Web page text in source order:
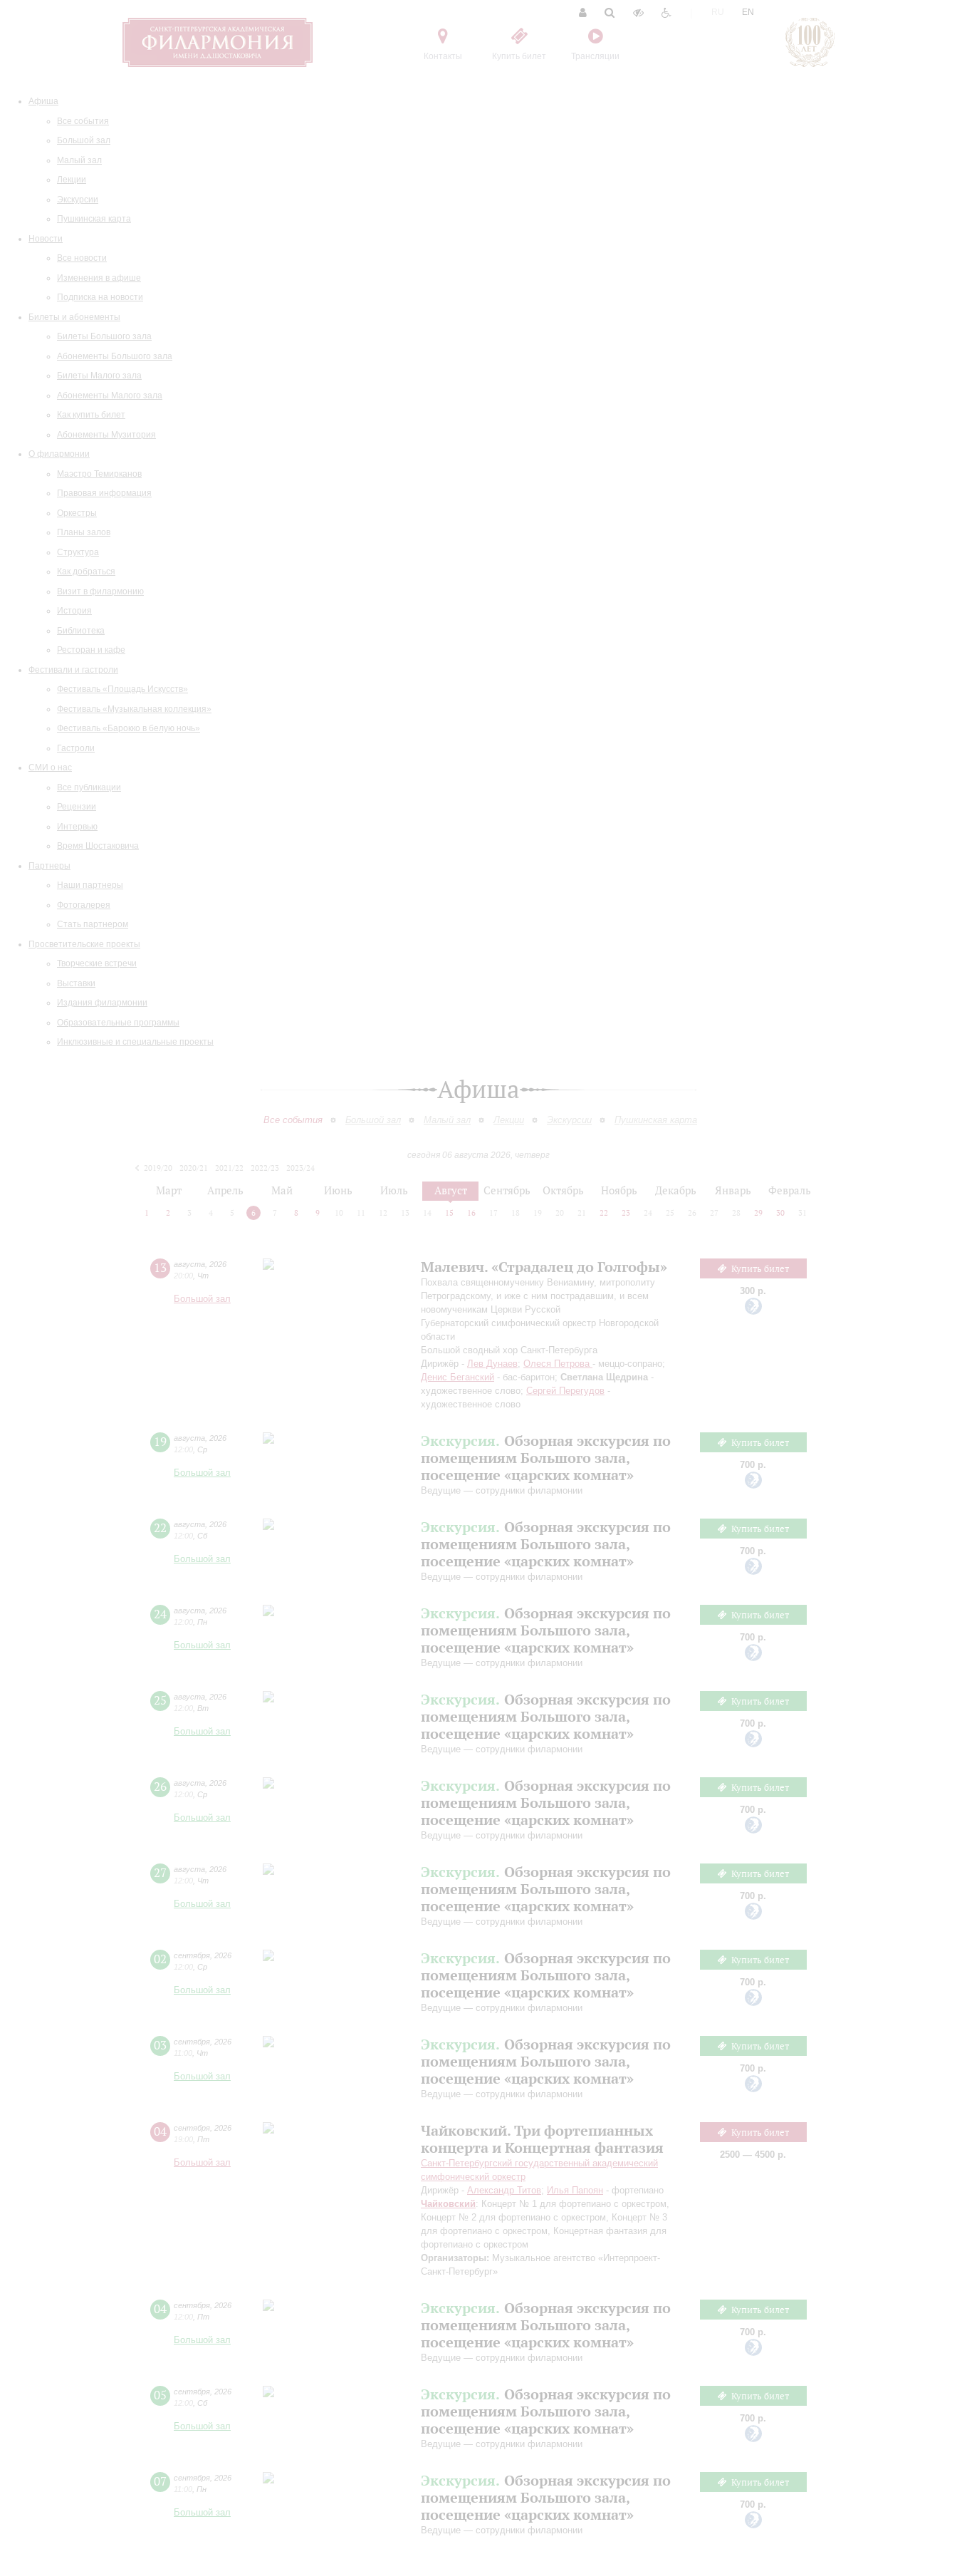
Контакты Купить билет Трансляции
EN
Афиша
Все события
Большой зал
Малый зал
Лекции
Экскурсии
Пушкинская карта
Новости
Все новости
Изменения в афише
Подписка на новости
Билеты и абонементы
Билеты Большого зала
Абонементы Большого зала
Билеты Малого зала
Абонементы Малого зала
Как купить билет
Абонементы Музитория
О филармонии
Маэстро Темирканов
Правовая информация
Оркестры
Планы залов
Структура
Как добраться
Визит в филармонию
История
Библиотека
Ресторан и кафе
Фестивали и гастроли
Фестиваль «Площадь Искусств»
Фестиваль «Музыкальная коллекция»
Фестиваль «Барокко в белую ночь»
Гастроли
СМИ о нас
Все публикации
Рецензии
Интервью
Время Шостаковича
Партнеры
Наши партнеры
Фотогалерея
Стать партнером
Просветительские проекты
Творческие встречи
Выставки
Издания филармонии
Образовательные программы
Инклюзивные и специальные проекты
Афиша
Все события Большой зал Малый зал Лекции Экскурсии Пушкинская карта
сегодня 06 августа 2026, четверг
2019/20
2020/21 2021/22 2022/23
2023/24
Март Апрель Май Июнь Июль Август Сентябрь Октябрь Ноябрь Декабрь Январь Февраль
1 2 3 4 5 6 7 8 9 10 12 13 14 15 16 17 18 19 20 21 22 23 24 25 26 27 28 29 30 31
13 августа
2026
20:00 Чт
Большой зал
Малевич. «Страдалец до Голгофы»
Похвала священномученику Вениамину, митрополиту
Петроградскому, и иже с ним пострадавшим, и всем
новомученикам Церкви Русской
Губернаторский симфонический оркестр Новгородской
области
Большой сводный хор Санкт-Петербурга
Дирижёр - Лев Дунаев; Олеся Петрова - меццо-сопрано;
Денис Беганский - бас-баритон; Светлана Щедрина -
художественное слово; Сергей Перегудов -
художественное слово
Купить билет
300 р.
19 августа
2026
12:00 Ср
Большой зал
Экскурсия. Обзорная экскурсия по
помещениям Большого зала,
посещение «царских комнат»
Ведущие — сотрудники филармонии
Купить билет
700 р.
22 августа
2026
12:00 Сб
Большой зал
Экскурсия. Обзорная экскурсия по
помещениям Большого зала,
посещение «царских комнат»
Ведущие — сотрудники филармонии
Купить билет
700 р.
24 августа
2026
12:00 Пн
Большой зал
Экскурсия. Обзорная экскурсия по
помещениям Большого зала,
посещение «царских комнат»
Ведущие — сотрудники филармонии
Купить билет
700 р.
25 августа
2026
12:00 Вт
Большой зал
Экскурсия. Обзорная экскурсия по
помещениям Большого зала,
посещение «царских комнат»
Ведущие — сотрудники филармонии
Купить билет
700 р.
26 августа
2026
12:00 Ср
Большой зал
Экскурсия. Обзорная экскурсия по
помещениям Большого зала,
посещение «царских комнат»
Ведущие — сотрудники филармонии
Купить билет
700 р.
27 августа
2026
12:00 Чт
Большой зал
Экскурсия. Обзорная экскурсия по
помещениям Большого зала,
посещение «царских комнат»
Ведущие — сотрудники филармонии
Купить билет
700 р.
02 сентября 2026
12:00 Ср
Большой зал
Экскурсия. Обзорная экскурсия по
помещениям Большого зала,
посещение «царских комнат»
Ведущие — сотрудники филармонии
Купить билет
700 р.
03 сентября 2026
11:00 Чт
Большой зал
Экскурсия. Обзорная экскурсия по
помещениям Большого зала,
посещение «царских комнат»
Ведущие — сотрудники филармонии
Купить билет
700 р.
04 сентября 2026
19:00 Пт
Большой зал
Чайковский. Три фортепианных
концерта и Концертная фантазия
Санкт-Петербургский государственный академический
симфонический оркестр
Дирижёр - Александр Титов; Илья Папоян - фортепиано
Чайковский: Концерт № 1 для фортепиано с оркестром,
Концерт № 2 для фортепиано с оркестром, Концерт № 3
для фортепиано с оркестром, Концертная фантазия для
фортепиано с оркестром
Организаторы: Музыкальное агентство «Интерпроект-
Санкт-Петербург»
Купить билет
2500 — 4500 р.
04 сентября 2026
12:00 Пт
Большой зал
Экскурсия. Обзорная экскурсия по
помещениям Большого зала,
посещение «царских комнат»
Ведущие — сотрудники филармонии
Купить билет
700 р.
05 сентября 2026
12:00 Сб
Большой зал
Экскурсия. Обзорная экскурсия по
помещениям Большого зала,
посещение «царских комнат»
Ведущие — сотрудники филармонии
Купить билет
700 р.
07 сентября 2026
11:00 Пн
Большой зал
Экскурсия. Обзорная экскурсия по
помещениям Большого зала,
посещение «царских комнат»
Ведущие — сотрудники филармонии
Купить билет
700 р.